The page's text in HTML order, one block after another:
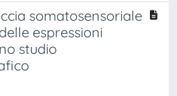
somatosensoriale
espressioni
studio